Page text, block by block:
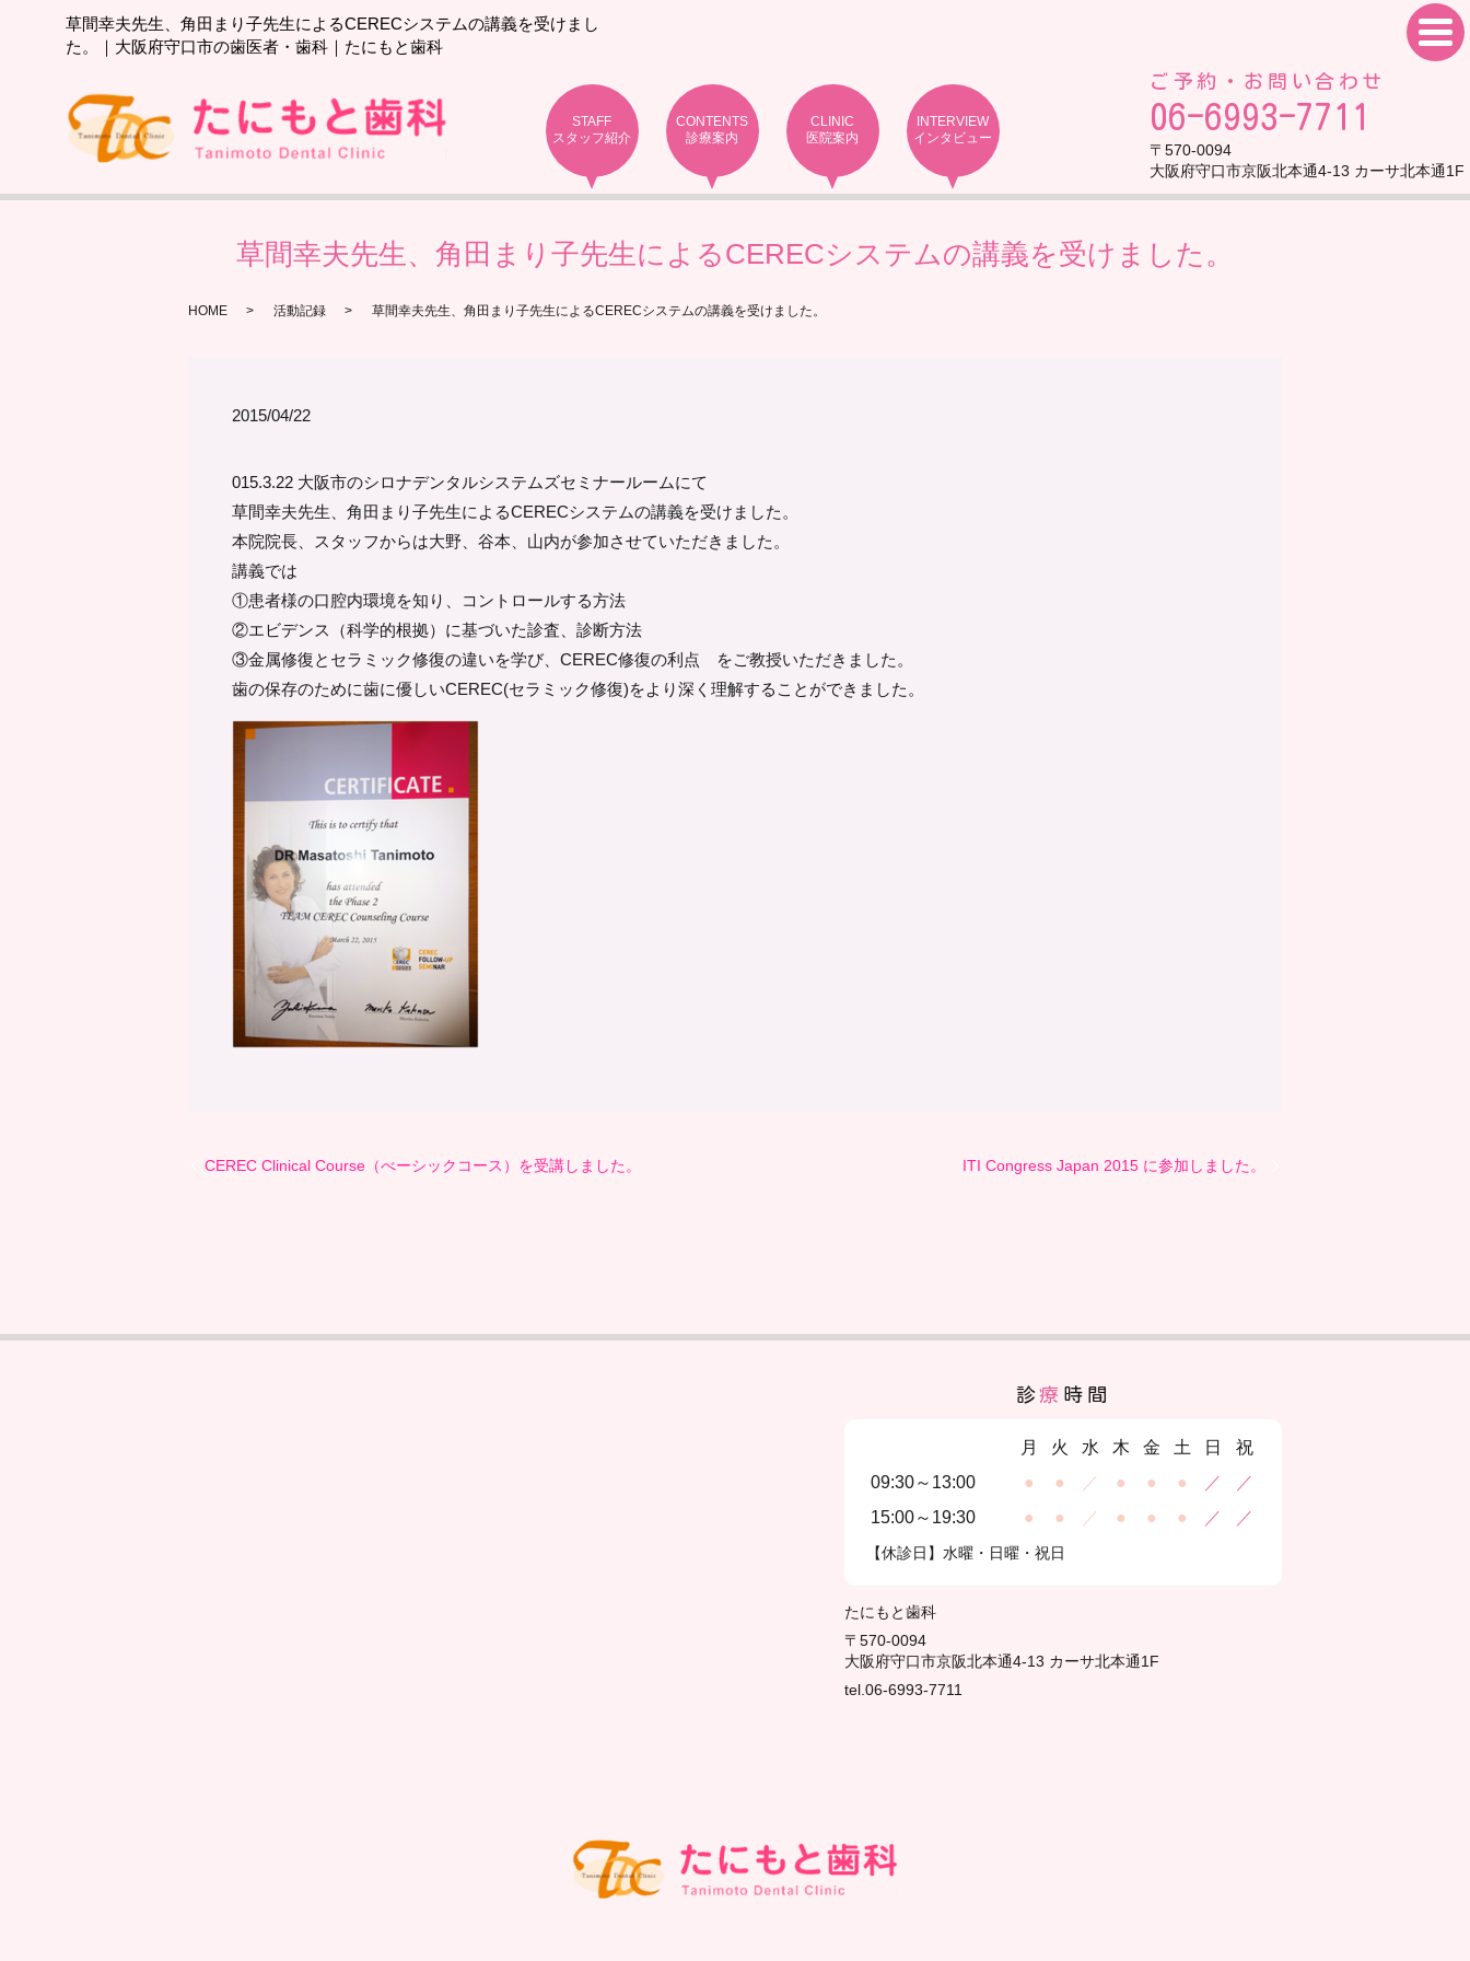
草間幸夫先生、角田まり子先生によるCERECシステムの講義を受けまし
た。｜大阪府守口市の歯医者・歯科｜たにもと歯科
STAFF
スタッフ紹介
CONTENTS
診療案内
CLINIC
医院案内
INTERVIEW
インタビュー
ご予約・お問い合わせ
06-6993-7711
〒570-0094
大阪府守口市京阪北本通4-13 カーサ北本通1F
草間幸夫先生、角田まり子先生によるCERECシステムの講義を受けました。
HOME 活動記録 草間幸夫先生、角田まり子先生によるCERECシステムの講義を受けました。
2015/04/22
015.3.22 大阪市のシロナデンタルシステムズセミナールームにて
草間幸夫先生、角田まり子先生によるCERECシステムの講義を受けました。
本院院長、スタッフからは大野、谷本、山内が参加させていただきました。
講義では
①患者様の口腔内環境を知り、コントロールする方法
②エビデンス（科学的根拠）に基づいた診査、診断方法
③金属修復とセラミック修復の違いを学び、CEREC修復の利点 をご教授いただきました。
歯の保存のために歯に優しいCEREC(セラミック修復)をより深く理解することができました。
CEREC Clinical Course（べーシックコース）を受講しました。 ITI Congress Japan 2015 に参加しました。
診療 時間
月 火 水 木 金 土 日
祝
09:30～13:00
● ● ／ ● ● ● ／
／
15:00～19:30
● ● ／ ● ● ● ／ ／
【休診日】水曜・日曜・祝日
たにもと歯科
〒570-0094
大阪府守口市京阪北本通4-13 カーサ北本通1F
tel.06-6993-7711